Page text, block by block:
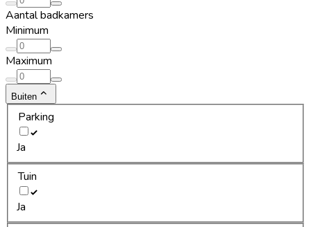
Aantal badkamers
Minimum
Maximum
Buiten
Parking
Ja
Tuin
Ja